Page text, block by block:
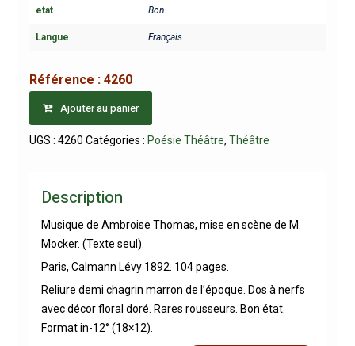
etat Bon
Langue Français
Référence : 4260
Ajouter au panier
UGS : 4260 Catégories : Poésie Théâtre, Théâtre
Description
Musique de Ambroise Thomas, mise en scène de M.
Mocker. (Texte seul).
Paris, Calmann Lévy 1892. 104 pages.
Reliure demi chagrin marron de l’époque. Dos à nerfs
avec décor floral doré. Rares rousseurs. Bon état.
Format in-12° (18×12).